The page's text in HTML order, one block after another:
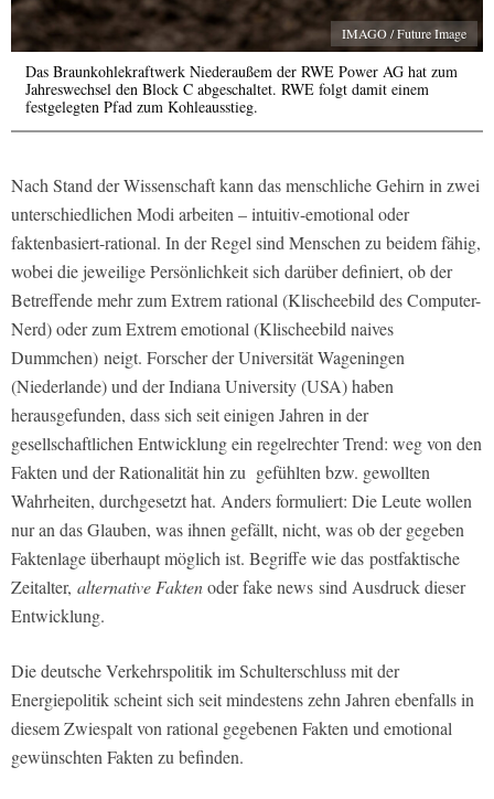
IMAGO / Future Image
Das Braunkohlekraftwerk Niederaußem der RWE Power AG hat zum
Jahreswechsel den Block C abgeschaltet. RWE folgt damit einem
festgelegten Pfad zum Kohleausstieg.
Nach Stand der Wissenschaft kann das menschliche Gehirn in zwei
unterschiedlichen Modi arbeiten – intuitiv-emotional oder
faktenbasiert-rational. In der Regel sind Menschen zu beidem fähig,
wobei die jeweilige Persönlichkeit sich darüber definiert, ob der
Betreffende mehr zum Extremrational(Klischeebild des Computer-
Nerd) oder zum Extrememotional(Klischeebild naives
Dummchen) neigt. Forscher der Universität Wageningen
(Niederlande) und der Indiana University (USA) haben
herausgefunden, dass sich seit einigen Jahren in der
gesellschaftlichen Entwicklung ein regelrechter Trend: weg von den
Fakten und der Rationalität hin zu gefühlten bzw. gewollten
Wahrheiten, durchgesetzt hat. Anders formuliert: Die Leute wollen
nur an das Glauben, was ihnen gefällt, nicht, was ob der gegeben
Faktenlage überhaupt möglich ist. Begriffe wie das postfaktische
Zeitalter, alternative Faktenoderfake news sind Ausdruck dieser
Entwicklung.
Die deutsche Verkehrspolitik im Schulterschluss mit der
Energiepolitik scheint sich seit mindestens zehn Jahren ebenfalls in
diesem Zwiespalt von rational gegebenen Fakten und emotional
gewünschten Fakten zu befinden.